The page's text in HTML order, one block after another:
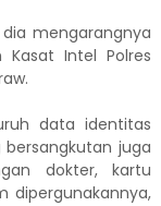
dia mengarangnya
Intel Polres
data identitas
bersangkutan juga
dokter, kartu
dipergunakannya,